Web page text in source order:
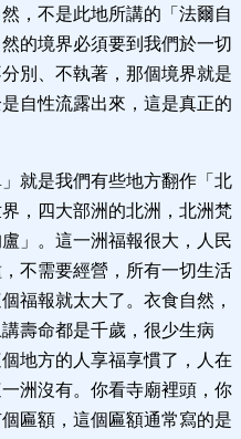
，不是此地所講的「法爾自
的境界必須要到我們於一切
別、不執著，那個境界就是
自性流露出來，這是真正的
就是我們有些地方翻作「北
，四大部洲的北洲，北洲梵
」。這一洲福報很大，人民
不需要經營，所有一切生活
福報就太大了。衣食自然，
壽命都是千歲，很少生病
地方的人享福享慣了，人在
洲沒有。你看寺廟裡頭，你
匾額，這個匾額通常寫的是